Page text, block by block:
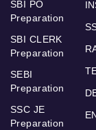
SBI PO
Preparation
SBI CLERK
Preparation
SEBI
Preparation
SSC JE
Preparation